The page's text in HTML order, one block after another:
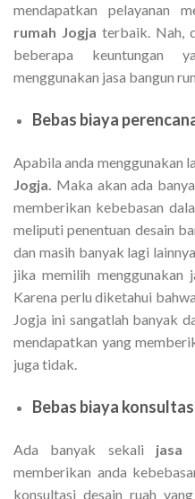
mendapatkan pelayanan
rumah Jogja terbaik. Nah,
beberapa keuntungan
menggunakan jasa bangun
Bebas biaya
Apabila anda menggunakan
Jogja. Maka akan ada
memberikan kebebasan
meliputi penentuan desain
dan masih banyak lagi
jika memilih menggunakan
Karena perlu diketahui
Jogja ini sangatlah banyak
mendapatkan yang
juga tidak.
Bebas biaya
Ada banyak sekali jasa
memberikan anda
konsultasi desain ruah